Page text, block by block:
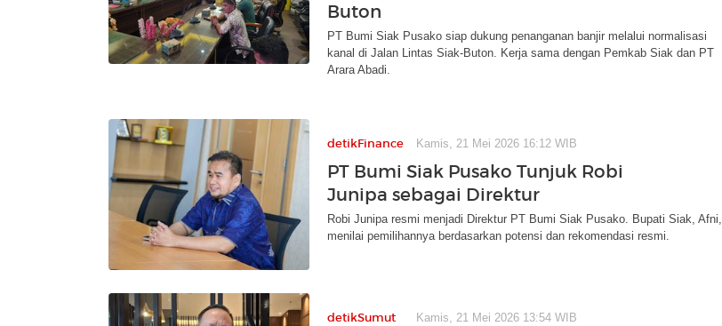
Buton
PT Bumi Siak Pusako siap dukung penanganan banjir melalui normalisasi
kanal di Jalan Lintas Siak-Buton. Kerja sama dengan Pemkab Siak dan PT
Arara Abadi.
detikFinance Kamis, 21 Mei 2026 16:12 WIB
PT Bumi Siak Pusako Tunjuk Robi
Junipa sebagai Direktur
Robi Junipa resmi menjadi Direktur PT Bumi Siak Pusako. Bupati Siak, Afni,
menilai pemilihannya berdasarkan potensi dan rekomendasi resmi.
detikSumut Kamis, 21 Mei 2026 13:54 WIB